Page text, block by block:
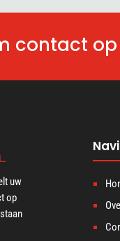
contact
uw
op